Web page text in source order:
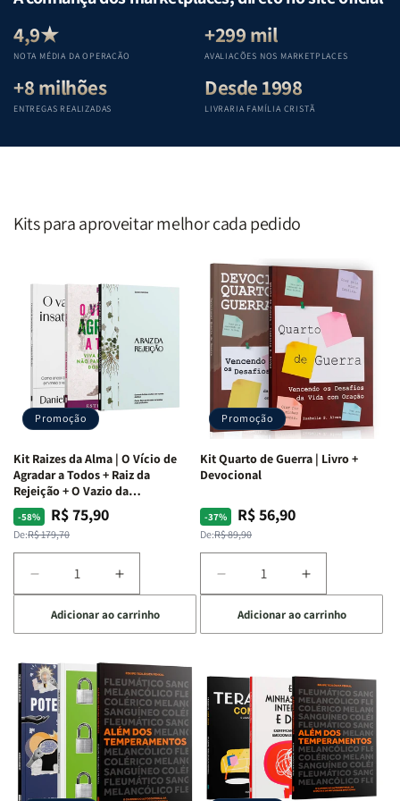
Equipe
Teológica
Penkal
Equipe
Penkal
Equipe
Teológica
Penkal
Equipe
4,9★
NOTA MÉDIA DA OPERAÇÃO
+299 mil
AVALIAÇÕES NOS MARKETPLACES
+8 milhões
ENTREGAS REALIZADAS
Desde 1998
LIVRARIA FAMÍLIA CRISTÃ
Kits para aproveitar melhor cada pedido
Promoção
Kit Raizes da Alma | O Vício de
Agradar a Todos + Raiz da
Rejeição + O Vazio da
Insatisfação.
-58%
Preço
normal
De:R$ 179,70
Preço
promocional
R$ 75,90
Diminuir
a
quantidade
de
Raizes
da
Alma
|
O
Vício
Aumentar
a
quantidade
de
Raizes
da
Alma
|
O
Vício
de
Adicionar ao carrinho
Promoção
Kit Quarto de Guerra | Livro +
Devocional
-37%
Preço
normal
De:R$ 89,90
Preço
promocional
R$ 56,90
Diminuir
a
quantidade
de
Quarto
de
Guerra
Livro
+
Devocional
Aumentar
a
quantidade
de
Quarto
de
Guerra
|
Livro
+
Devocional
Adicionar ao carrinho